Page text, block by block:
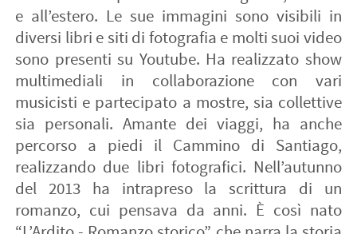
e all’estero. Le sue immagini sono visibili in
diversi libri e siti di fotografia e molti suoi video
sono presenti su Youtube. Ha realizzato show
multimediali in collaborazione con vari
musicisti e partecipato a mostre, sia collettive
sia personali. Amante dei viaggi, ha anche
percorso a piedi il Cammino di Santiago,
realizzando due libri fotografici. Nell’autunno
del 2013 ha intrapreso la scrittura di un
romanzo, cui pensava da anni. È così nato